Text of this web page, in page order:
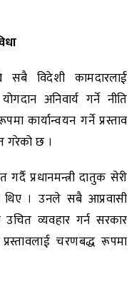
सबै विदेशी कामदारलाई
अनिवार्य गर्ने नीति
कार्यान्वयन गर्ने प्रस्ताव
गरेको छ ।
प्रधानमन्त्री दातुक सेरी
थिए । उनले सबै आप्रवासी
उचित व्यवहार गर्न सरकार
चरणबद्ध रूपमा